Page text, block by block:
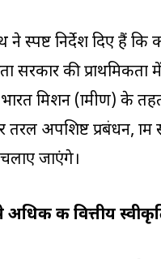
स्पष्ट निर्देश दिए हैं कि
सरकार की
मिशन (ग्रामीण) के
तरल अपशिष्ट प्रबंधन,
जाएंगे।
की वित्तीय